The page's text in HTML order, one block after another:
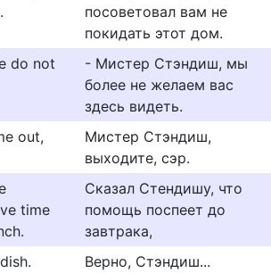
посоветовал вам не
покидать этот дом.
do not
- Мистер Стэндиш, мы
более не желаем вас
здесь видеть.
out,
Мистер Стэндиш,
выходите, сэр.
time
Сказал Стендишу, что
помощь поспеет до
завтрака,
Верно, Стэндиш...